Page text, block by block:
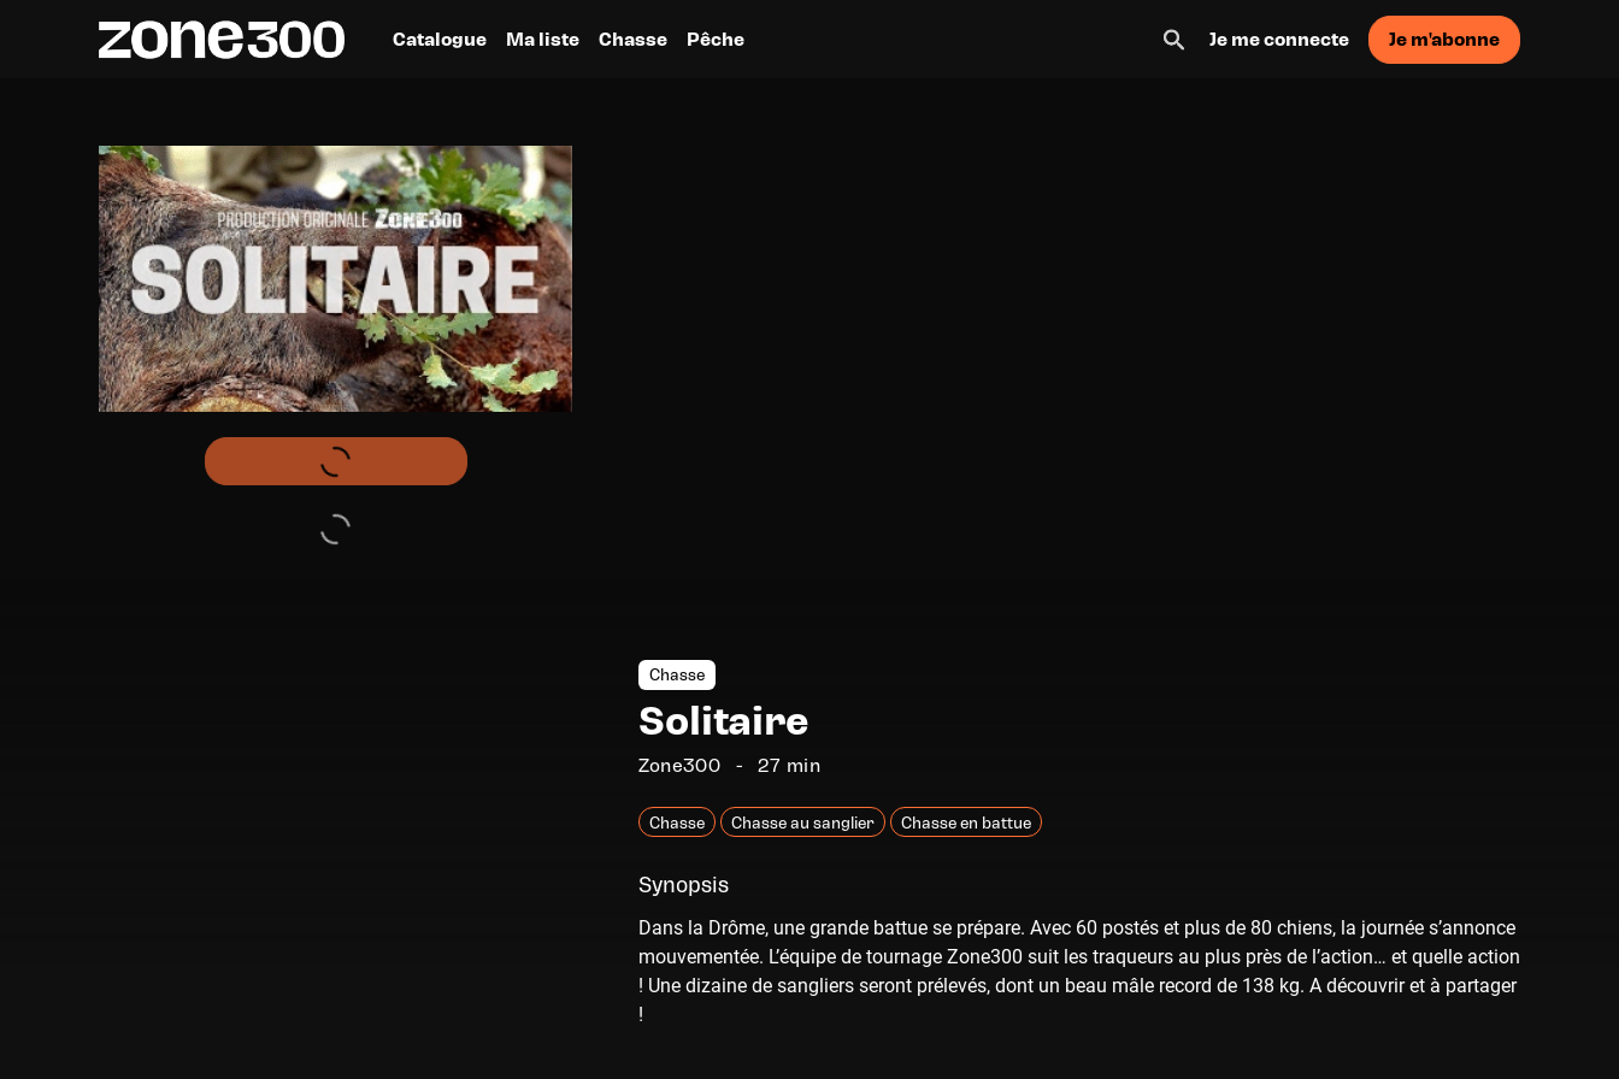
Catalogue Ma liste Chasse Pêche Je me connecte Je m'abonne
Chasse
Solitaire
Zone300 27 min
Chasse Chasse au sanglier Chasse en battue
Synopsis
Dans la Drôme, une grande battue se prépare. Avec 60 postés et plus de 80 chiens, la journée s’annonce
mouvementée. L’équipe de tournage Zone300 suit les traqueurs au plus près de l’action… et quelle action
! Une dizaine de sangliers seront prélevés, dont un beau mâle record de 138 kg. A découvrir et à partager
!